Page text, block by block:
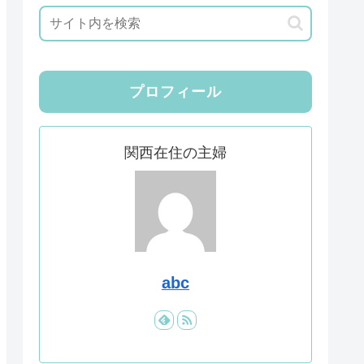
プロフィール
関西在住の主婦
abc